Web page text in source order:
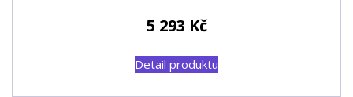
5 293 Kč
Detail produktu